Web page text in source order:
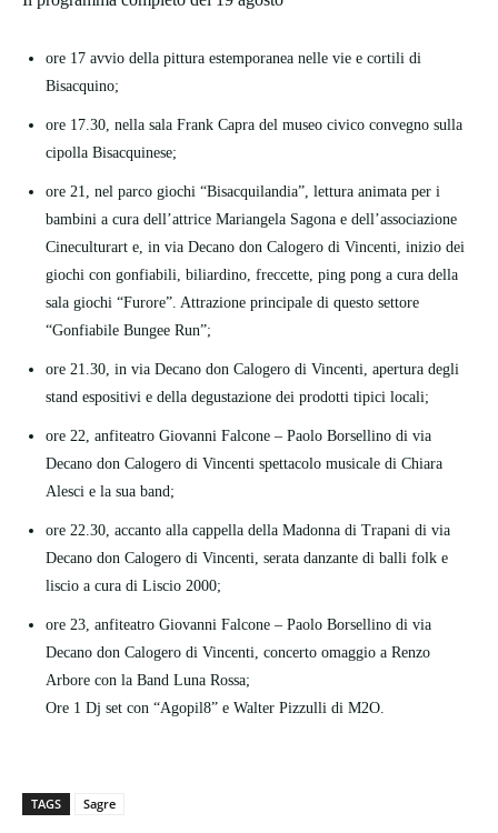
ore 17 avvio della pittura estemporanea nelle vie e cortili di
Bisacquino;
ore 17.30, nella sala Frank Capra del museo civico convegno sulla
cipolla Bisacquinese;
ore 21, nel parco giochi “Bisacquilandia”, lettura animata per i
bambini a cura dell’attrice Mariangela Sagona e dell’associazione
Cineculturart e, in via Decano don Calogero di Vincenti, inizio dei
giochi con gonfiabili, biliardino, freccette, ping pong a cura della
sala giochi “Furore”. Attrazione principale di questo settore
“Gonfiabile Bungee Run”;
ore 21.30, in via Decano don Calogero di Vincenti, apertura degli
stand espositivi e della degustazione dei prodotti tipici locali;
ore 22, anfiteatro Giovanni Falcone – Paolo Borsellino di via
Decano don Calogero di Vincenti spettacolo musicale di Chiara
Alesci e la sua band;
ore 22.30, accanto alla cappella della Madonna di Trapani di via
Decano don Calogero di Vincenti, serata danzante di balli folk e
liscio a cura di Liscio 2000;
ore 23, anfiteatro Giovanni Falcone – Paolo Borsellino di via
Decano don Calogero di Vincenti, concerto omaggio a Renzo
Arbore con la Band Luna Rossa;
Ore 1 Dj set con “Agopil8” e Walter Pizzulli di M2O.
TAGS Sagre